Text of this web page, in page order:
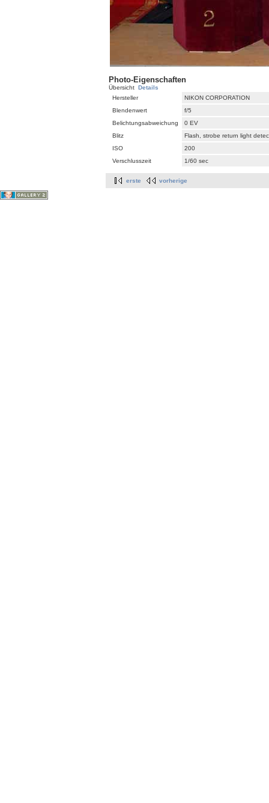
Photo-Eigenschaften
Übersicht Details
Hersteller
NIKON CORPORATION
Blendenwert
f/5
Belichtungsabweichung
0 EV
Blitz
Flash, strobe return light
ISO
200
Verschlusszeit
1/60 sec
erste vorherige